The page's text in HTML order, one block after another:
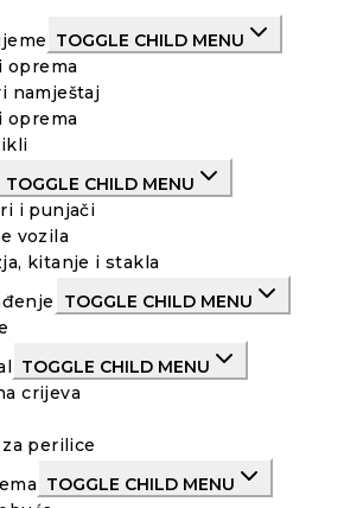
TOGGLE CHILD MENU
oprema
namještaj
oprema
TOGGLE CHILD MENU
i punjači
vozila
kitanje i stakla
TOGGLE CHILD MENU
TOGGLE CHILD MENU
crijeva
perilice
TOGGLE CHILD MENU